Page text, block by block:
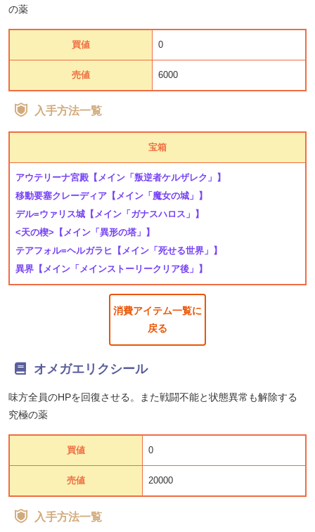
の薬
買値 0
売値 6000
入手方法一覧
宝箱
アウテリーナ宮殿 【メイン「叛逆者ケルザレク」】
移動要塞クレーディア 【メイン「魔女の城」】
デル=ウァリス城 【メイン「ガナスハロス」】
<天の楔> 【メイン「異形の塔」】
テアフォル=ヘルガラヒ
【メイン「死せる世界」】
異界 【メイン「メインストーリークリア後」】
消費アイテム一覧に
戻る
オメガエリクシール
味方全員のHPを回復させる。また戦闘不能と状態異常も解除する
究極の薬
買値 0
売値 20000
入手方法一覧